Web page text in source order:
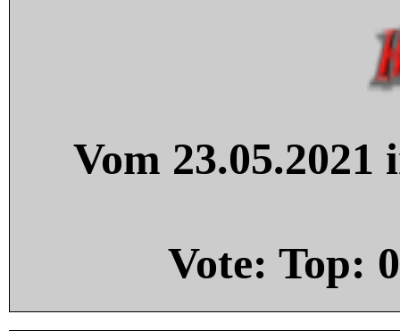
Vom
Vote: Top: 0